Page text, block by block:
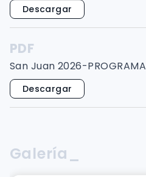
Descargar
PDF
San Juan 2026-PROGRAMA
Descargar
Galería_